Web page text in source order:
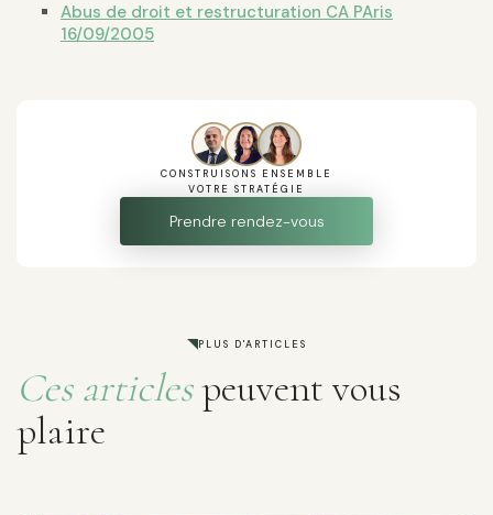
Abus de droit et restructuration CA PAris
16/09/2005
CONSTRUISONS ENSEMBLE
VOTRE STRATÉGIE
Prendre rendez-vous
PLUS D'ARTICLES
Ces articlespeuvent vous
plaire